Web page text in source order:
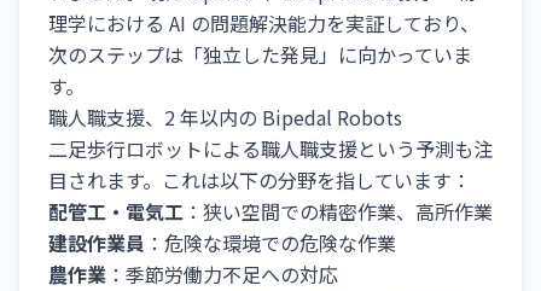
理学における AI の問題解決能力を実証しており、
次のステップは「独立した発見」に向かっていま
す。
職人職支援、2 年以内の Bipedal Robots
二足歩行ロボットによる職人職支援という予測も注
目されます。これは以下の分野を指しています：
配管工・電気工 ：狭い空間での精密作業、高所作業
建設作業員 ：危険な環境での危険な作業
農作業 ：季節労働力不足への対応